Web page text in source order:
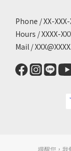
Phone / XX-XXX-
Hours / XXXX-
Mail /
提醒您，我